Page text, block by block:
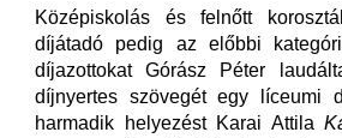
Középiskolás és felnőtt
díjátadó pedig az előbbi
díjazottokat Górász Péter
díjnyertes szövegét egy líceumi
harmadik helyezést Karai Attila